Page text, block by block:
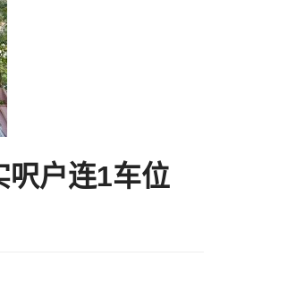
呎户连1车位